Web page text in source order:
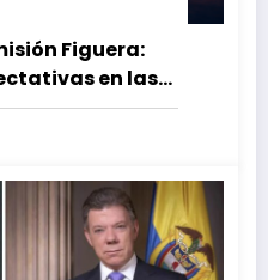
Figuera:
en las